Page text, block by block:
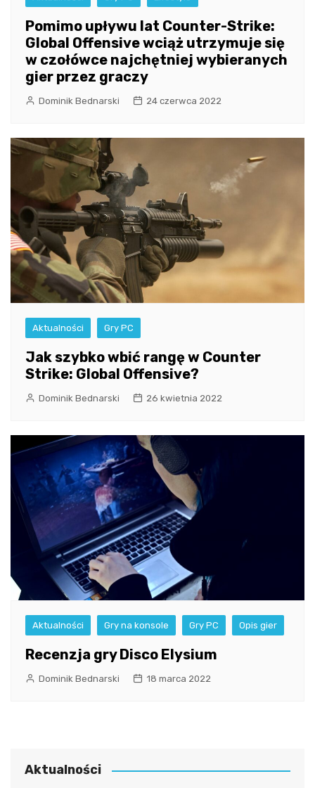
Pomimo upływu lat Counter-Strike:
Global Offensive wciąż utrzymuje się
w czołówce najchętniej wybieranych
gier przez graczy
Dominik Bednarski 24 czerwca 2022
Aktualności Gry PC
Jak szybko wbić rangę w Counter
Strike: Global Offensive?
Dominik Bednarski 26 kwietnia 2022
Aktualności Gry na konsole Gry PC Opis gier
Recenzja gry Disco Elysium
Dominik Bednarski 18 marca 2022
Aktualności